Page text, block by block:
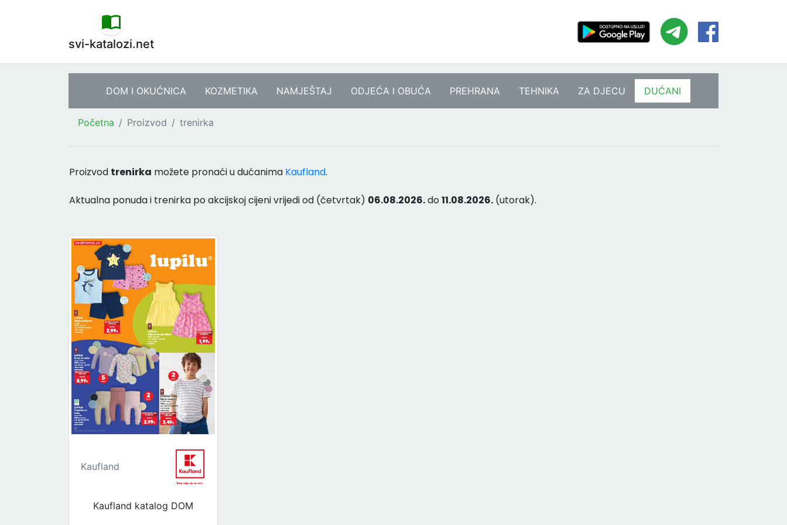
svi-katalozi.net
DOM I OKUĆNICA KOZMETIKA NAMJEŠTAJ ODJEĆA I OBUĆA PREHRANA TEHNIKA ZA DJECU DUĆANI
Početna Proizvod trenirka
Proizvod trenirka možete pronaći u dućanima Kaufland.
Aktualna ponuda i trenirka po akcijskoj cijeni vrijedi od (četvrtak) 06.08.2026.do 11.08.2026. (utorak).
Kaufland
Kaufland katalog DOM